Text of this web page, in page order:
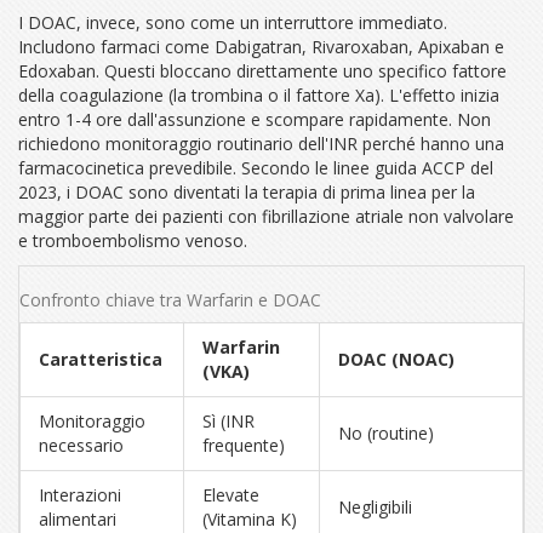
I DOAC, invece, sono come un interruttore immediato.
Includono farmaci come Dabigatran, Rivaroxaban, Apixaban e
Edoxaban. Questi bloccano direttamente uno specifico fattore
della coagulazione (la trombina o il fattore Xa). L'effetto inizia
entro 1-4 ore dall'assunzione e scompare rapidamente. Non
richiedono monitoraggio routinario dell'INR perché hanno una
farmacocinetica prevedibile. Secondo le linee guida ACCP del
2023, i DOAC sono diventati la terapia di prima linea per la
maggior parte dei pazienti con fibrillazione atriale non valvolare
e tromboembolismo venoso.
Confronto chiave tra Warfarin e DOAC
Caratteristica
Warfarin
(VKA)
DOAC (NOAC)
Monitoraggio
necessario
Sì (INR
frequente)
No (routine)
Interazioni
alimentari
Elevate
(Vitamina K)
Negligibili